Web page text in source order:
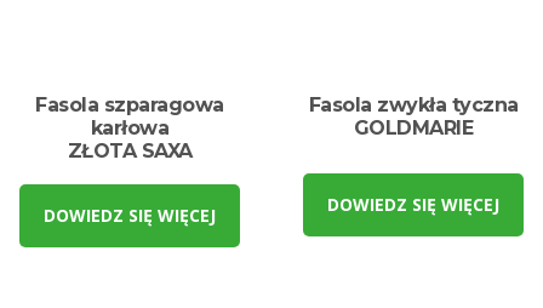
Fasola szparagowa
karłowa
ZŁOTA SAXA
DOWIEDZ SIĘ WIĘCEJ
Fasola zwykła tyczna
GOLDMARIE
DOWIEDZ SIĘ WIĘCEJ